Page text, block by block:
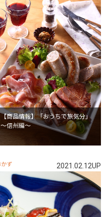
【商品情報】「おうちで旅気分」
～信州編～
かず 2021.02.12UP